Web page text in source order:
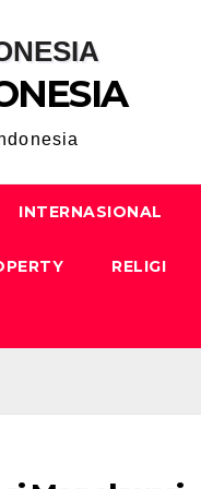
INTERNASIONAL
RELIGI